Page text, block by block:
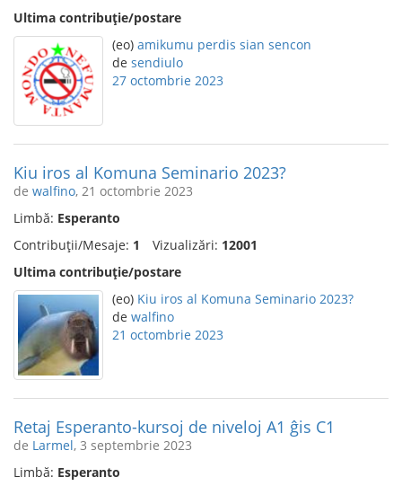
Ultima contribuție/postare
(eo) amikumu perdis sian sencon
de sendiulo
27 octombrie 2023
Kiu iros al Komuna Seminario 2023?
de walfino, 21 octombrie 2023
Limbă: Esperanto
Contribuții/Mesaje: 1 Vizualizări: 12001
Ultima contribuție/postare
(eo) Kiu iros al Komuna Seminario 2023?
de walfino
21 octombrie 2023
Retaj Esperanto-kursoj de niveloj A1 ĝis C1
de Larmel, 3 septembrie 2023
Limbă: Esperanto